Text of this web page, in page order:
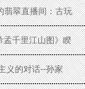
翡翠直播间：古玩
孟千里江山图》睽
义的对话--孙家